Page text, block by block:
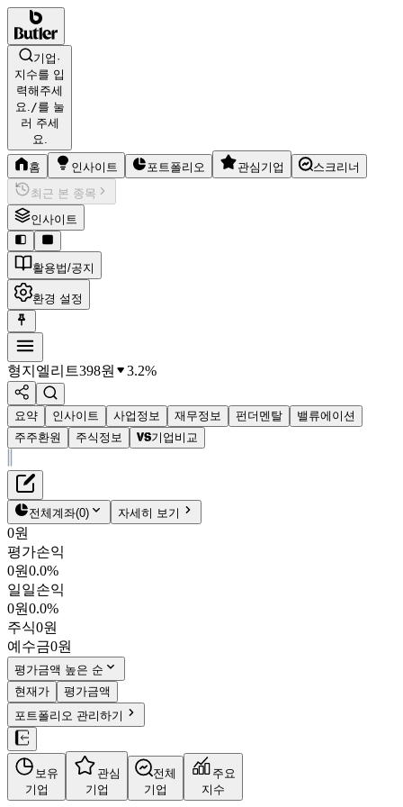
기업·
지수를 입
력해주세
요./를 눌
러 주세
요.
홈 인사이트 포트폴리오 관심기업
스크리너
최근 본 종목
인사이트
활용법/공지
환경 설정
형지엘리트398원 3.2%
요약 인사이트 사업정보 재무정보 펀더멘탈
밸류에이션
주주환원
주식정보 기업비교
형지엘리트
398원 3.2
093240
KOSPI
시가총액
PBR0.21
PER2.87
fPER -
배당수익률-
자사주비율0.50%
결산월6월
4분기누적
10년
주재무제표
재무정보
펀더멘탈
밸류에이션
주주환원
주식정보
전체계좌(0) 자세히 보기
0원
평가손익
0원0.0%
일일손익
0원0.0%
주식0원
예수금0원
평가금액 높은 순
현재가
평가금액
포트폴리오 관리하기
보유
기업
관심
기업
전체
기업
주요
지수